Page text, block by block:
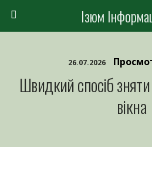
Ізюм
26.07.2026
Швидкий спосіб
вікна